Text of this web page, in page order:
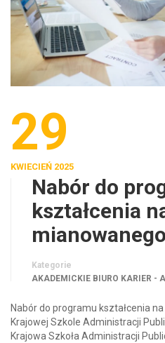
29
KWIECIEŃ 2025
Nabór do
kształcenia
mianowanego
Kategorie
AKADEMICKIE BIURO KARIER -
Nabór do programu kształcenia
Krajowej Szkole Administracji
Krajowa Szkoła Administracji